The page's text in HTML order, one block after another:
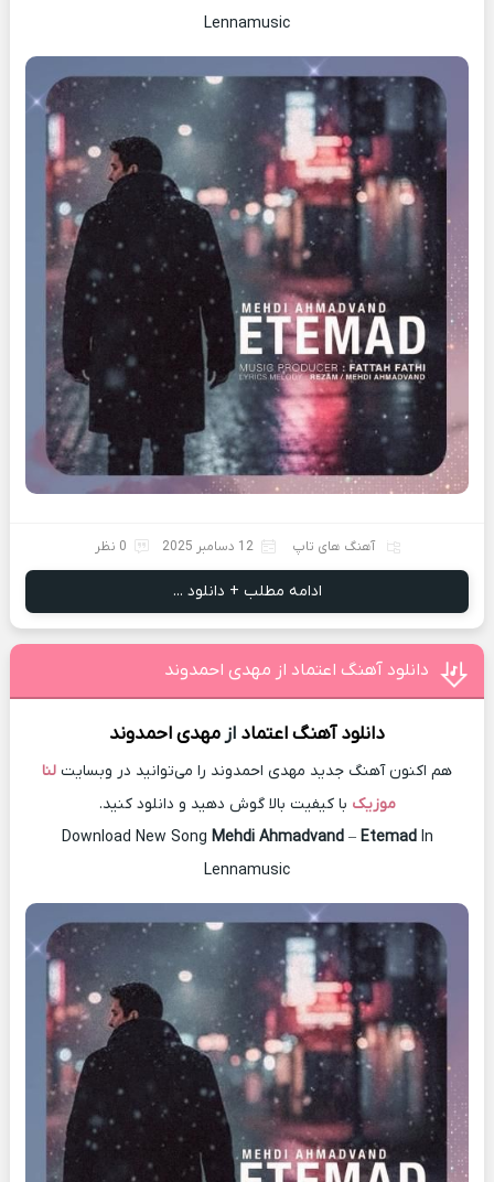
Lennamusic
آهنگ های تاپ 12 دسامبر 2025 0 نظر
ادامه مطلب + دانلود ...
دانلود آهنگ اعتماد از مهدی احمدوند
دانلود آهنگاعتماد ازمهدی احمدوند
هم اکنون آهنگ جدید مهدی احمدوند را می‌توانید در وبسایت لنا
موزیک با کیفیت بالا گوش دهید و دانلود کنید.
Download New Song Mehdi Ahmadvand– EtemadIn
Lennamusic